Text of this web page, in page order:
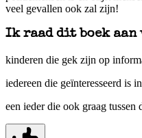
veel gevallen ook zal zijn!
Ik raad dit boek aan
kinderen die gek zijn op
iedereen die geïnteresseerd is
een ieder die ook graag tussen